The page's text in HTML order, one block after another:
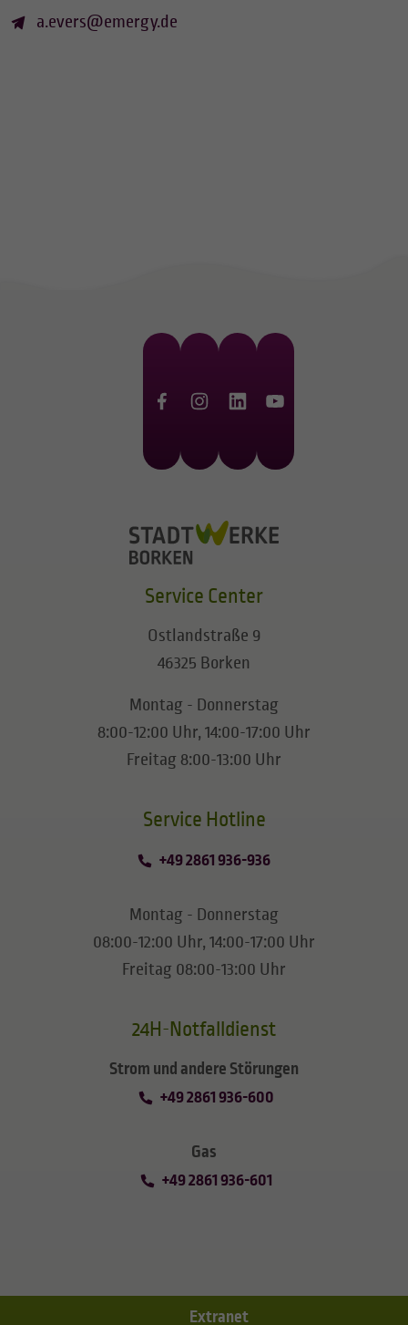
a.evers@emergy.de
Service Center
Ostlandstraße 9
46325 Borken
Montag - Donnerstag
8:00-12:00 Uhr, 14:00-17:00 Uhr
Freitag 8:00-13:00 Uhr
​​​​​​​Service Hotline
+49 2861 936-936
Montag - Donnerstag
08:00-12:00 Uhr, 14:00-17:00 Uhr
Freitag 08:00-13:00 Uhr
24H-Notfalldienst
Strom und andere Störungen
+49 2861 936-600
Gas
+49 2861 936-601
Extranet